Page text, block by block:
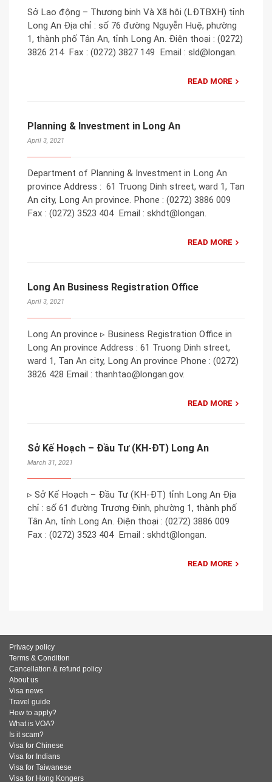
Sở Lao động – Thương binh Và Xã hội (LĐTBXH) tỉnh
Long An Địa chỉ : ​số 76 đường Nguyễn Huệ, phường
1, thành phố Tân An, tỉnh Long An. Điện thoại : (0272)
3826 214​ ​ Fax : (0272) 3827 149 ​ Email : sld@longan.
READ MORE
Planning & Investment in Long An
April 3, 2021
Department of Planning & Investment in Long An
province Address : 61 Truong Dinh street, ward 1, Tan
An city, Long An province. Phone : (0272) 3886 009 ​
Fax : (0272) 3523 404 ​ Email : skhdt@longan.
READ MORE
Long An Business Registration Office
April 3, 2021
Long An province ▹ Business Registration Office in
Long An province Address : 61 Truong Dinh street,
ward 1, Tan An city, Long An province Phone : (0272)
3826 428 Email : thanhtao@longan.gov.
READ MORE
Sở Kế Hoạch – Đầu Tư (KH-ĐT) Long An
March 31, 2021
▹ Sở Kế Hoạch – Đầu Tư (KH-ĐT) tỉnh Long An Địa
chỉ : ​số 61 đường Trương Định, phường 1, thành phố
Tân An, tỉnh Long An. Điện thoại : (0272) 3886 009 ​
Fax : (0272) 3523 404 ​ Email : skhdt@longan.
READ MORE
Privacy policy
Terms & Condition
Cancellation & refund policy
About us
Visa news
Travel guide
How to apply?
What is VOA?
Is it scam?
Visa for Chinese
Visa for Indians
Visa for Taiwanese
Visa for Hong Kongers